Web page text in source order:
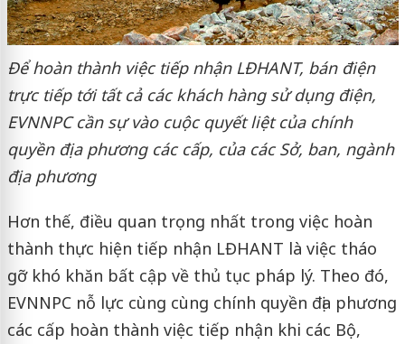
Để hoàn thành việc tiếp nhận LĐHANT, bán điện
trực tiếp tới tất cả các khách hàng sử dụng điện,
EVNNPC cần sự vào cuộc quyết liệt của chính
quyền địa phương các cấp, của các Sở, ban, ngành
địa phương
Hơn thế, điều quan trọng nhất trong việc hoàn
thành thực hiện tiếp nhận LĐHANT là việc tháo
gỡ khó khăn bất cập về thủ tục pháp lý. Theo đó,
EVNNPC nỗ lực cùng cùng chính quyền địa phương
các cấp hoàn thành việc tiếp nhận khi các Bộ,